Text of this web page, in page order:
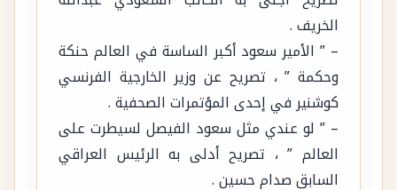
الخريف .
– ” الأمير سعود أكبر الساسة في العالم حنكة
وحكمة ” ، تصريح عن وزير الخارجية الفرنسي
كوشنير في إحدى المؤتمرات الصحفية .
– ” لو عندي مثل سعود الفيصل لسيطرت على
العالم ” ، تصريح أدلى به الرئيس العراقي
السابق صدام حسين .